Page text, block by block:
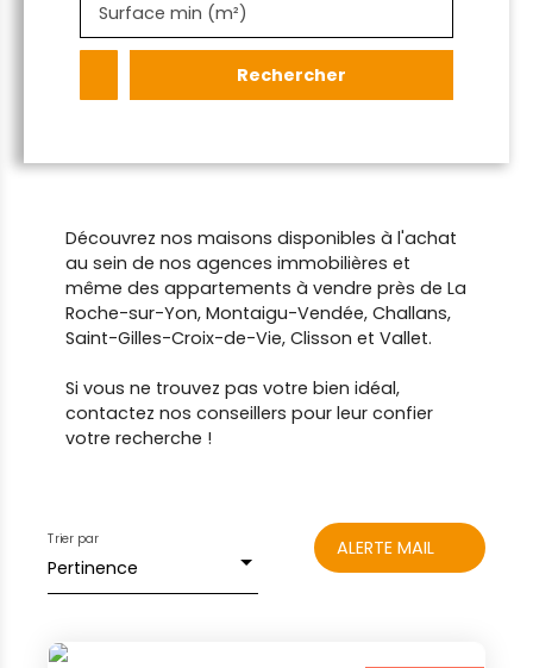
Surface min (m²)
Rechercher
Découvrez nos maisons disponibles à l'achat
au sein de nos agences immobilières et
même des appartements à vendre près de La
Roche-sur-Yon, Montaigu-Vendée, Challans,
Saint-Gilles-Croix-de-Vie, Clisson et Vallet.
Si vous ne trouvez pas votre bien idéal,
contactez nos conseillers pour leur confier
votre recherche !
Pertinence
Trier par ALERTE MAIL